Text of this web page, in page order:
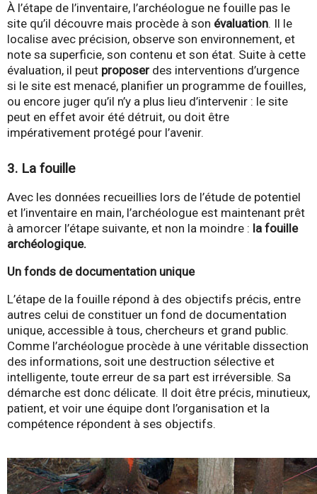
À l’étape de l’inventaire, l’archéologue ne fouille pas le
site qu’il découvre mais procède à son évaluation. Il le
localise avec précision, observe son environnement, et
note sa superficie, son contenu et son état. Suite à cette
évaluation, il peut proposer des interventions d’urgence
si le site est menacé, planifier un programme de fouilles,
ou encore juger qu’il n’y a plus lieu d’intervenir : le site
peut en effet avoir été détruit, ou doit être
impérativement protégé pour l’avenir.
3. La fouille
Avec les données recueillies lors de l’étude de potentiel
et l’inventaire en main, l’archéologue est maintenant prêt
à amorcer l’étape suivante, et non la moindre : la fouille
archéologique.
Un fonds de documentation unique
L’étape de la fouille répond à des objectifs précis, entre
autres celui de constituer un fond de documentation
unique, accessible à tous, chercheurs et grand public.
Comme l’archéologue procède à une véritable dissection
des informations, soit une destruction sélective et
intelligente, toute erreur de sa part est irréversible. Sa
démarche est donc délicate. Il doit être précis, minutieux,
patient, et voir une équipe dont l’organisation et la
compétence répondent à ses objectifs.